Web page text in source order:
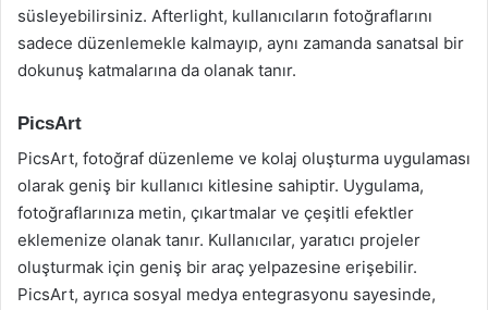
süsleyebilirsiniz. Afterlight, kullanıcıların fotoğraflarını
sadece düzenlemekle kalmayıp, aynı zamanda sanatsal bir
dokunuş katmalarına da olanak tanır.
PicsArt
PicsArt, fotoğraf düzenleme ve kolaj oluşturma uygulaması
olarak geniş bir kullanıcı kitlesine sahiptir. Uygulama,
fotoğraflarınıza metin, çıkartmalar ve çeşitli efektler
eklemenize olanak tanır. Kullanıcılar, yaratıcı projeler
oluşturmak için geniş bir araç yelpazesine erişebilir.
PicsArt, ayrıca sosyal medya entegrasyonu sayesinde,